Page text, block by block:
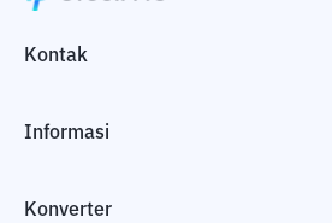
Kontak
Informasi
Konverter